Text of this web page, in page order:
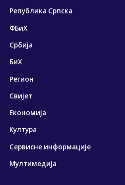
Република Српска
ФБиХ
Србија
БиХ
Регион
Свијет
Економија
Култура
Сервисне информације
Мултимедија